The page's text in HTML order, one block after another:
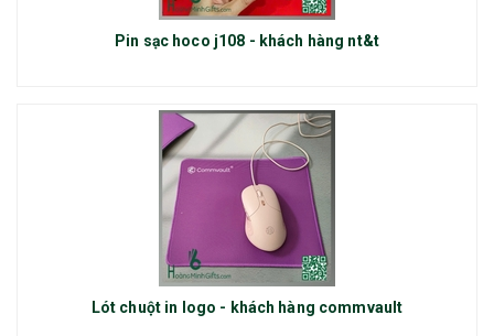
Pin sạc hoco j108 - khách hàng nt&t
Lót chuột in logo - khách hàng commvault